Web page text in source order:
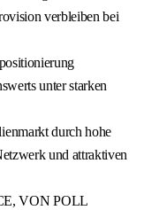
verbleiben bei
unter starken
durch hohe
und attraktiven
VON POLL